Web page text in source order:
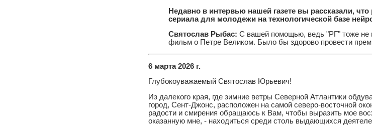
Недавно в интервью нашей газете вы рассказали, что
сериала для молодежи на технологической базе
Святослав Рыбас: С вашей помощью, ведь "РГ" тоже не
фильм о Петре Великом. Было бы здорово провести
6 марта 2026 г.
Глубокоуважаемый Святослав Юрьевич!
Из далекого края, где зимние ветры Северной Атлантики
город, Сент-Джонс, расположен на самой северо-восточной
радости и смирения обращаюсь к Вам, чтобы выразить мое
оказанную мне, - находиться среди столь выдающихся